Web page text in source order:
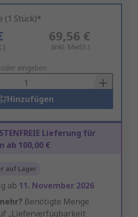
(1 Stück)*
69,56 €
(inkl. MwSt.)
eingeben
Hinzufügen
Lieferung für
ab 100,00 €
auf Lager
ab 11. November 2026
Benötigte Menge
„Lieferverfügbarkeit